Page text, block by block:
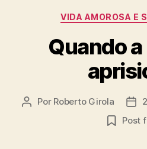
VIDA AMOROSA E
Quando
Autor
Por Roberto Girola
Post